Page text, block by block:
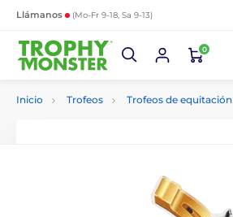
Llámanos (Mo-Fr 9-18, Sa 9-13)
0
Inicio Trofeos Trofeos de equitación